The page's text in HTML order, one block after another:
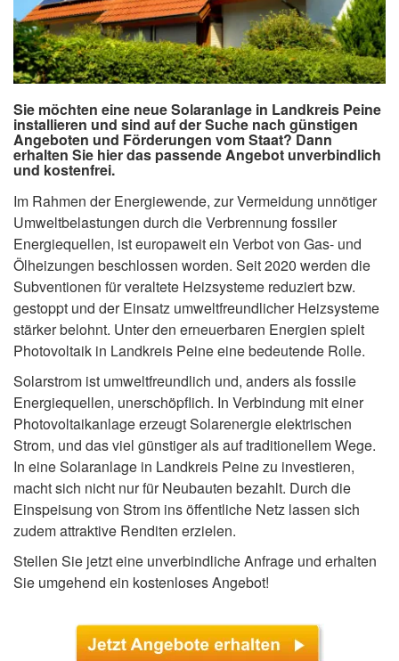
Sie möchten eine neue Solaranlage in Landkreis Peine
installieren und sind auf der Suche nach günstigen
Angeboten und Förderungen vom Staat? Dann
erhalten Sie hier das passende Angebot unverbindlich
und kostenfrei.
Im Rahmen der Energiewende, zur Vermeidung unnötiger
Umweltbelastungen durch die Verbrennung fossiler
Energiequellen, ist europaweit ein Verbot von Gas- und
Ölheizungen beschlossen worden. Seit 2020 werden die
Subventionen für veraltete Heizsysteme reduziert bzw.
gestoppt und der Einsatz umweltfreundlicher Heizsysteme
stärker belohnt. Unter den erneuerbaren Energien spielt
Photovoltaik in Landkreis Peine eine bedeutende Rolle.
Solarstrom ist umweltfreundlich und, anders als fossile
Energiequellen, unerschöpflich. In Verbindung mit einer
Photovoltaikanlage erzeugt Solarenergie elektrischen
Strom, und das viel günstiger als auf traditionellem Wege.
In eine Solaranlage in Landkreis Peine zu investieren,
macht sich nicht nur für Neubauten bezahlt. Durch die
Einspeisung von Strom ins öffentliche Netz lassen sich
zudem attraktive Renditen erzielen.
Stellen Sie jetzt eine unverbindliche Anfrage und erhalten
Sie umgehend ein kostenloses Angebot!